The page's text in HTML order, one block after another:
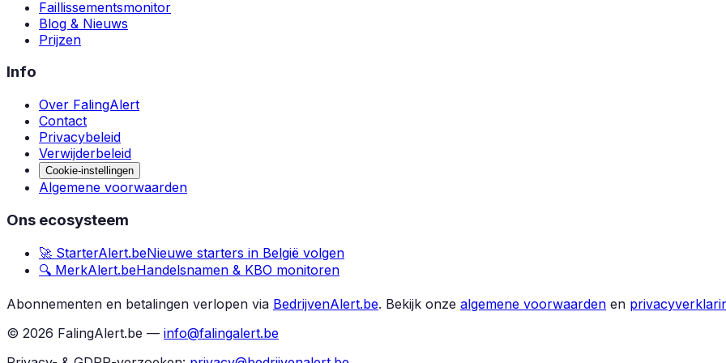
Faillissementsmonitor
Blog & Nieuws
Prijzen
Info
Over FalingAlert
Contact
Privacybeleid
Verwijderbeleid
Cookie-instellingen
Algemene voorwaarden
Ons ecosysteem
🚀 StarterAlert.beNieuwe starters in België volgen
🔍 MerkAlert.beHandelsnamen & KBO monitoren
Abonnementen en betalingen verlopen via BedrijvenAlert.be. Bekijk onze algemene voorwaarden en
© 2026 FalingAlert.be — info@falingalert.be